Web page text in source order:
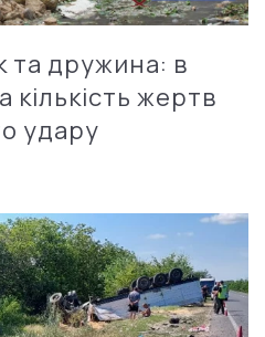
та дружина: в
кількість жертв
удару